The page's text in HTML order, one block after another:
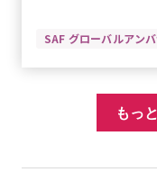
SAF グローバルアン
もっ